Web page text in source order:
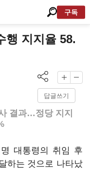
구독
행 지지율 58.
답글쓰기
결과…정당 지지
대통령의 취임 후
하는 것으로 나타났